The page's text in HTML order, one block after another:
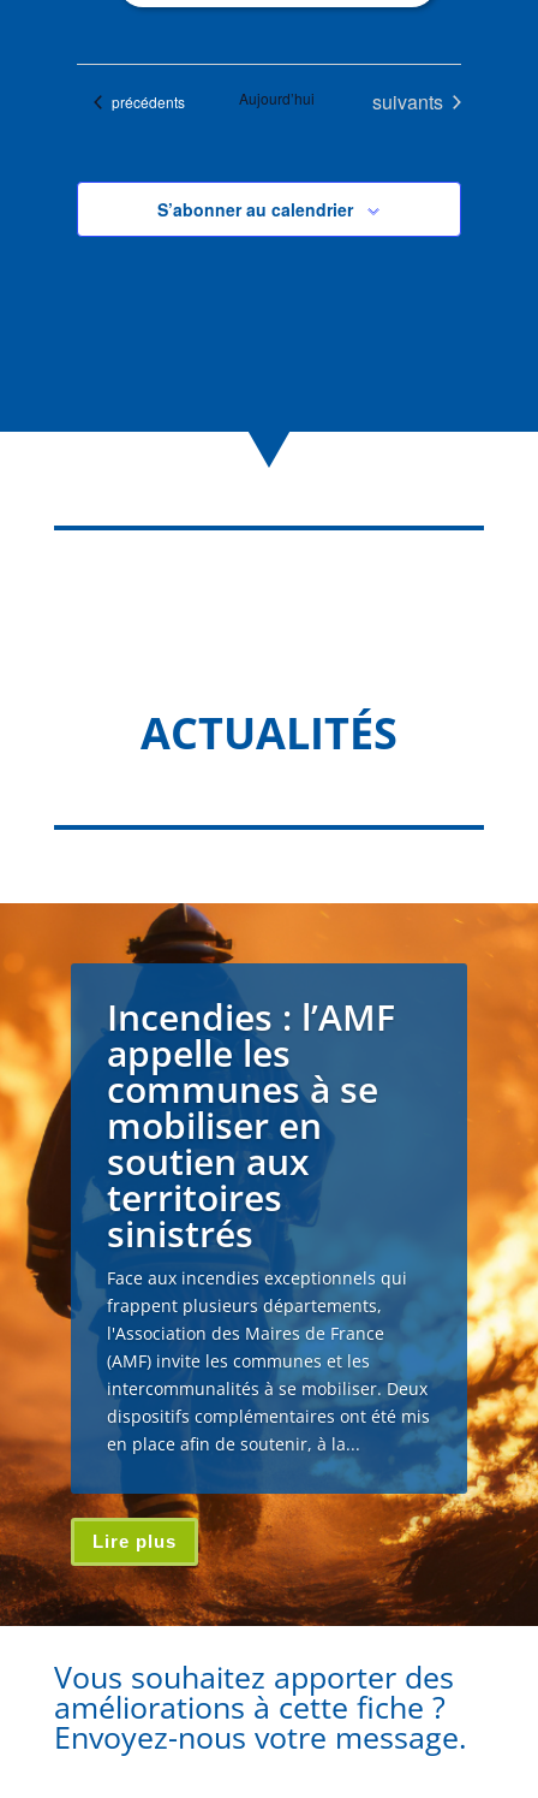
Évènements
précédents Aujourd’hui Évènements
suivants
S’abonner au calendrier
ACTUALITÉS
Incendies : l’AMF
appelle les
communes à se
mobiliser en
soutien aux
territoires
sinistrés
Face aux incendies exceptionnels qui
frappent plusieurs départements,
l'Association des Maires de France
(AMF) invite les communes et les
intercommunalités à se mobiliser. Deux
dispositifs complémentaires ont été mis
en place afin de soutenir, à la...
Lire plus
Vous souhaitez apporter des
améliorations à cette fiche ?
Envoyez-nous votre message.